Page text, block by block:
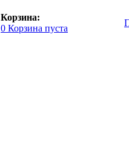
Корзина:
0 Корзина пуста